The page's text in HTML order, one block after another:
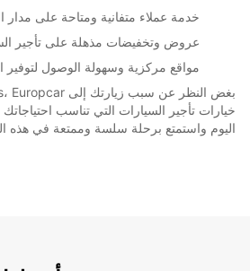
خدمة عملاء متفانية ومتاحة على مدار
عروض وتخفيضات مذهلة على تأجير
مواقع مركزية وسهولة الوصول لتوفير
خيارات تأجير السيارات التي تناسب
اليوم واستمتع برحلة سلسة وممتعة في هذه